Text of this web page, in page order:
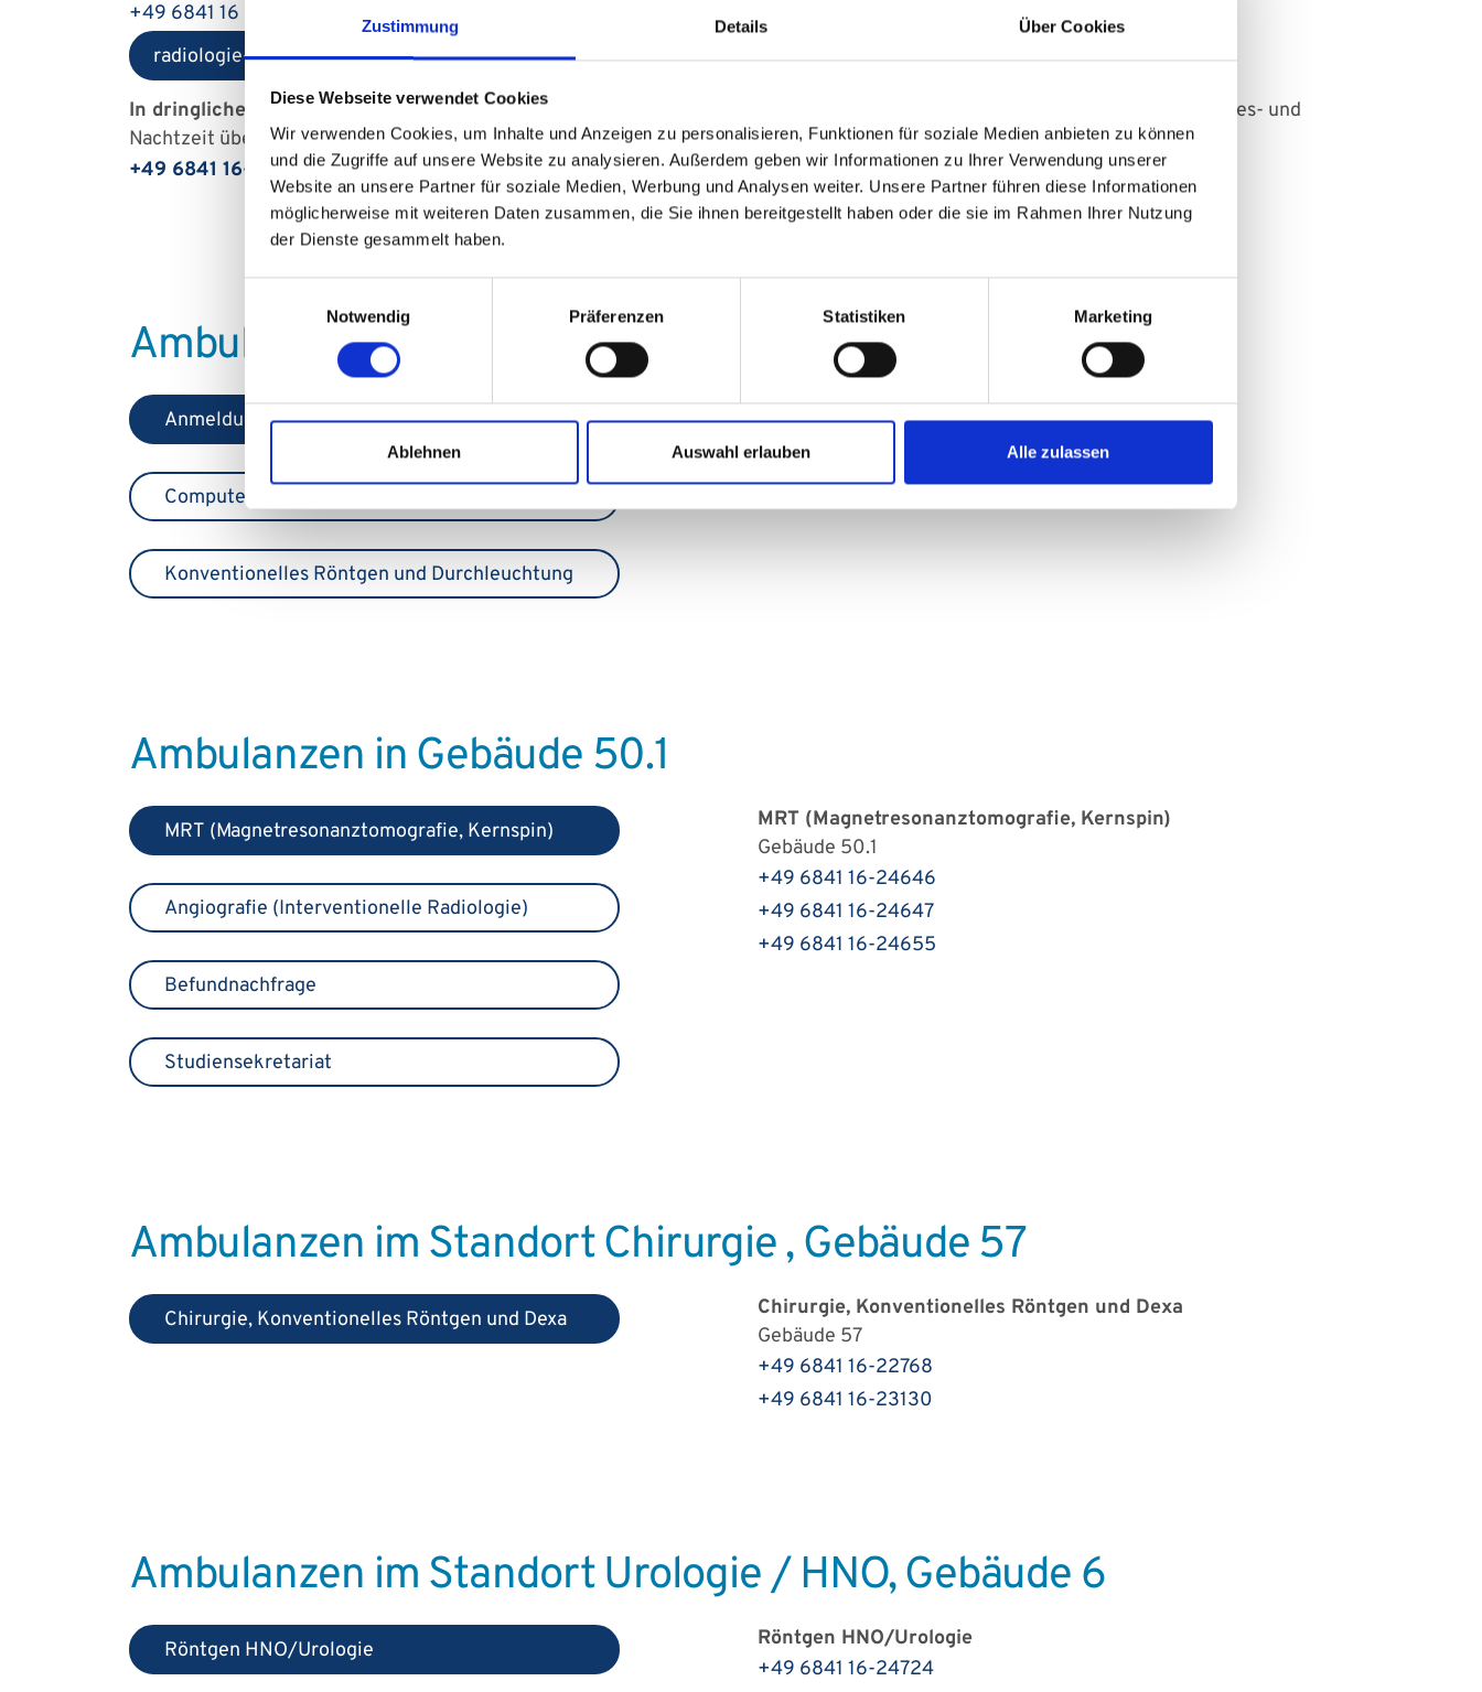
Zustimmung Details Über Cookies
Diese Webseite verwendet Cookies
Wir verwenden Cookies, um Inhalte und Anzeigen zu personalisieren, Funktionen für soziale Medien anbieten zu können
und die Zugriffe auf unsere Website zu analysieren. Außerdem geben wir Informationen zu Ihrer Verwendung unserer
Website an unsere Partner für soziale Medien, Werbung und Analysen weiter. Unsere Partner führen diese Informationen
möglicherweise mit weiteren Daten zusammen, die Sie ihnen bereitgestellt haben oder die sie im Rahmen Ihrer Nutzung
der Dienste gesammelt haben.
Notwendig
Präferenzen Statistiken Marketing
Ablehnen Auswahl erlauben Alle zulassen
+49 6841 16 - 24696
radiologie-sekretariat
ukseu
In dringlichen medizinischen Notfällenkönnen Sie die Klinik für Diagnostische und Interventionelle Radiologie zu jeder Tages- und
Nachtzeit über die Notfalltelefonnummer desUKSkontaktieren
+49 6841 16-30000
Ambulanzen im Standort IMED , Gebäude 41
Anmeldung
Computertomografie (CT)
Konventionelles Röntgen und Durchleuchtung
Anmeldung
+49 6841 16-15490
Ambulanzen in Gebäude 50.1
MRT (Magnetresonanztomografie, Kernspin)
Angiografie (Interventionelle Radiologie)
Befundnachfrage
Studiensekretariat
MRT (Magnetresonanztomografie, Kernspin)
Gebäude 50.1
+49 6841 16-24646
+49 6841 16-24647
+49 6841 16-24655
Ambulanzen im Standort Chirurgie , Gebäude 57
Chirurgie, Konventionelles Röntgen und Dexa
Chirurgie, Konventionelles Röntgen und Dexa
Gebäude 57
+49 6841 16-22768
+49 6841 16-23130
Ambulanzen im Standort Urologie / HNO, Gebäude 6
Röntgen HNO/Urologie
Röntgen HNO/Urologie
+49 6841 16-24724